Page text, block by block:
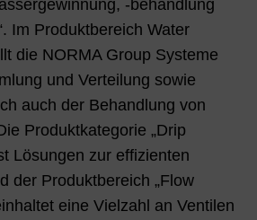
-behandlung
Im Produktbereich Water
die NORMA Group Systeme
und Verteilung sowie
auch der Behandlung von
Produktkategorie „Drip
Lösungen zur effizienten
der Produktbereich „Flow
eine Vielzahl an Ventilen